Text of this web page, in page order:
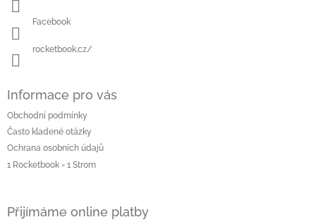
Facebook
rocketbook.cz/
Informace pro vás
Obchodní podmínky
Často kladené otázky
Ochrana osobních údajů
1 Rocketbook = 1 Strom
Přijímáme online platby